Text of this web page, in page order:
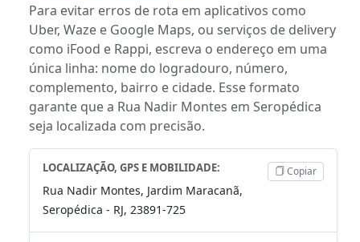
Para evitar erros de rota em aplicativos como
Uber, Waze e Google Maps, ou serviços de delivery
como iFood e Rappi, escreva o endereço em uma
única linha: nome do logradouro, número,
complemento, bairro e cidade. Esse formato
garante que a Rua Nadir Montes em Seropédica
seja localizada com precisão.
LOCALIZAÇÃO, GPS E MOBILIDADE:
Rua Nadir Montes, Jardim Maracanã,
Seropédica - RJ, 23891-725
Copiar